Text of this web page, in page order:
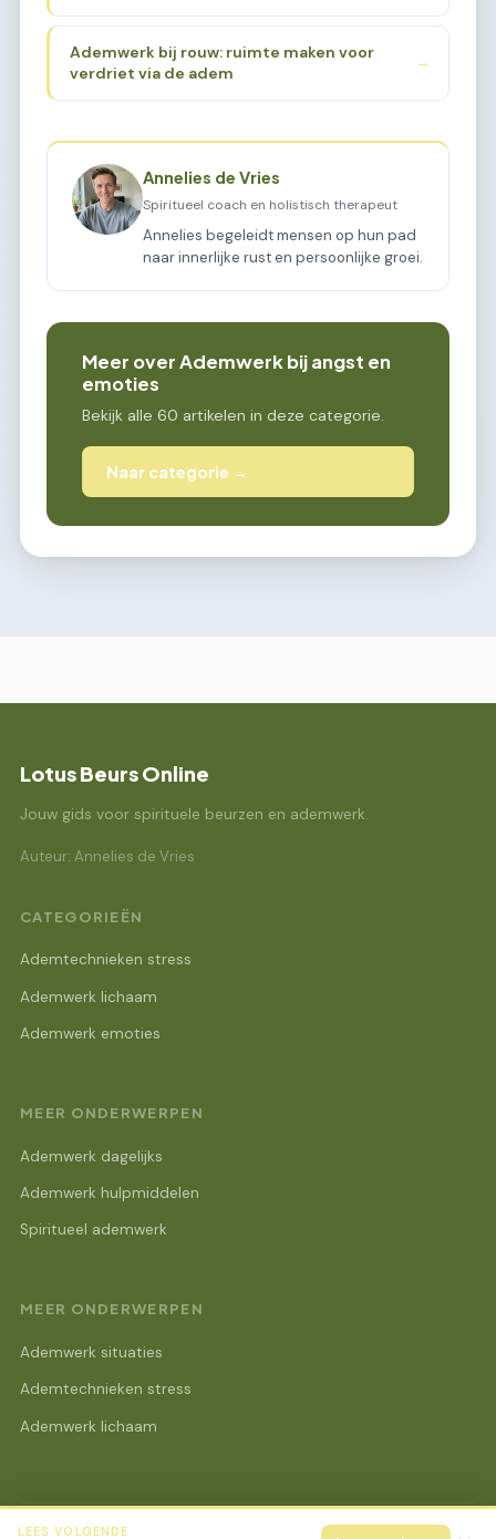
Ademwerk bij rouw: ruimte maken voor
verdriet via de adem
→
Annelies de Vries
Spiritueel coach en holistisch therapeut
Annelies begeleidt mensen op hun pad
naar innerlijke rust en persoonlijke groei.
Meer over Ademwerk bij angst en
emoties
Bekijk alle 60 artikelen in deze categorie.
Naar categorie →
Lotus Beurs Online
Jouw gids voor spirituele beurzen en ademwerk.
Auteur: Annelies de Vries
CATEGORIEËN
Ademtechnieken stress
Ademwerk lichaam
Ademwerk emoties
MEER ONDERWERPEN
Ademwerk dagelijks
Ademwerk hulpmiddelen
Spiritueel ademwerk
MEER ONDERWERPEN
Ademwerk situaties
Ademtechnieken stress
Ademwerk lichaam
LEES VOLGENDE